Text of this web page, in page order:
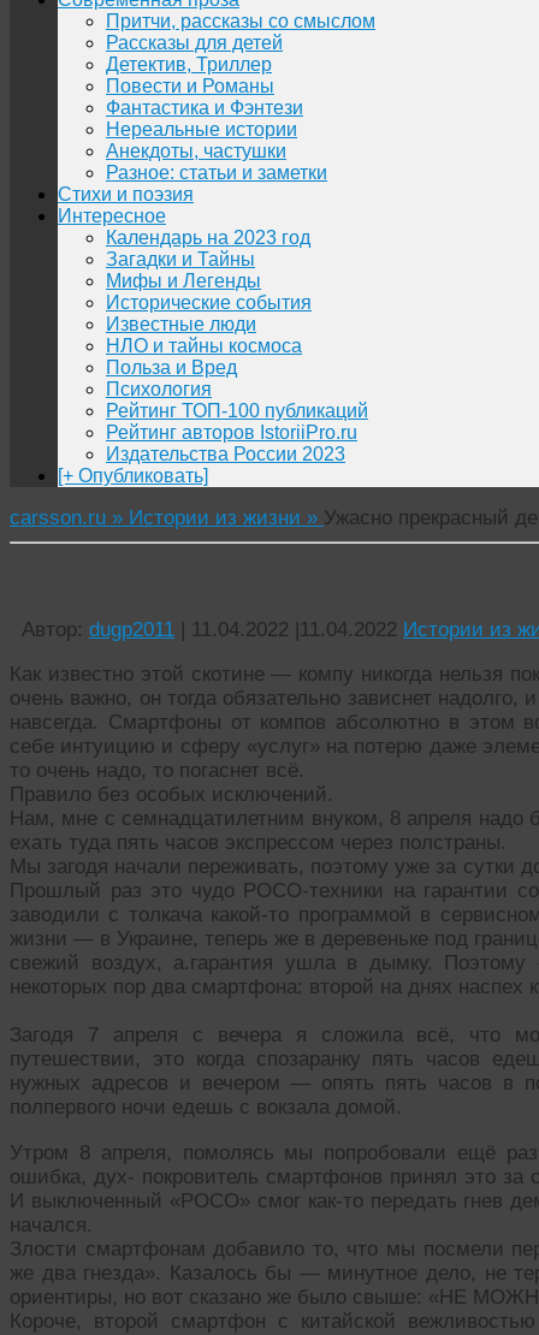
Притчи, рассказы со смыслом
Рассказы для детей
Детектив, Триллер
Повести и Романы
Фантастика и Фэнтези
Нереальные истории
Анекдоты, частушки
Разное: статьи и заметки
Стихи и поэзия
Интересное
Календарь на 2023 год
Загадки и Тайны
Мифы и Легенды
Исторические события
Известные люди
НЛО и тайны космоса
Польза и Вред
Психология
Рейтинг ТОП-100 публикаций
Рейтинг авторов IstoriiPro.ru
Издательства России 2023
[+ Опубликовать]
carsson.ru » Истории из жизни » Ужасно прекрасный
Автор: dugp2011 | 11.04.2022 |11.04.2022 Истории из
Как известно этой скотине — компу никогда нельзя
очень важно, он тогда обязательно зависнет
навсегда. Смартфоны от компов абсолютно в этом
себе интуицию и сферу «услуг» на потерю даже
то очень надо, то погаснет всё.
Правило без особых исключений.
Нам, мне с семнадцатилетним внуком, 8 апреля
ехать туда пять часов экспрессом через полстраны.
Мы загодя начали переживать, поэтому уже за сутки
Прошлый раз это чудо POCO-техники на гарантии
заводили с толкача какой-то программой в
жизни — в Украине, теперь же в деревеньке под
свежий воздух, а.гарантия ушла в дымку.
некоторых пор два смартфона: второй на днях
Загодя 7 апреля с вечера я сложила всё, что
путешествии, это когда спозаранку пять часов
нужных адресов и вечером — опять пять часов в
полпервого ночи едешь с вокзала домой.
Утром 8 апреля, помолясь мы попробовали ещё
ошибка, дух- покровитель смартфонов принял это за
И выключенный «РОСО» смог как-то передать гнев
начался.
Злости смартфонам добавило то, что мы посмели
же два гнезда». Казалось бы — минутное дело, не
ориентиры, но вот сказано же было свыше: «НЕ
Короче, второй смартфон с китайской